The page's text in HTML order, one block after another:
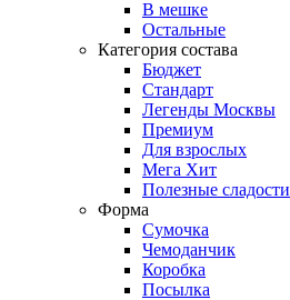
В мешке
Остальные
Категория состава
Бюджет
Стандарт
Легенды Москвы
Премиум
Для взрослых
Мега Хит
Полезные сладости
Форма
Сумочка
Чемоданчик
Коробка
Посылка